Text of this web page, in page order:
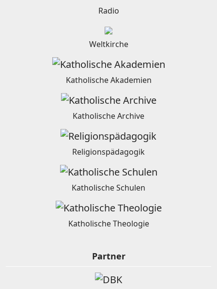
Radio
Weltkirche
Katholische Akademien
Katholische Archive
Religionspädagogik
Katholische Schulen
Katholische Theologie
Partner